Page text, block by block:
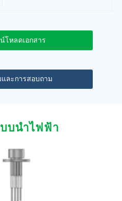
โหลดเอกสาร
และการสอบถาม
บนำไฟฟ้า